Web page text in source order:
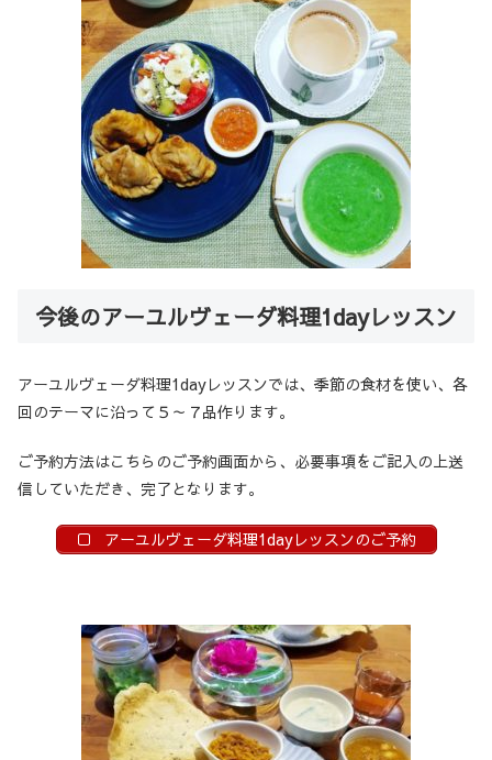
今後のアーユルヴェーダ料理1dayレッスン
アーユルヴェーダ料理1dayレッスンでは、季節の食材を使い、各
回のテーマに沿って５～７品作ります。
ご予約方法はこちらのご予約画面から、必要事項をご記入の上送
信していただき、完了となります。
アーユルヴェーダ料理1dayレッスンのご予約